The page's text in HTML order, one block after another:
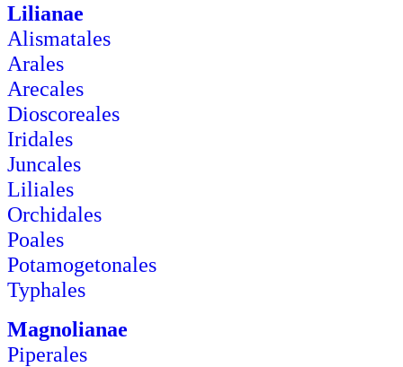
Lilianae
Alismatales
Arales
Arecales
Dioscoreales
Iridales
Juncales
Liliales
Orchidales
Poales
Potamogetonales
Typhales
Magnolianae
Piperales